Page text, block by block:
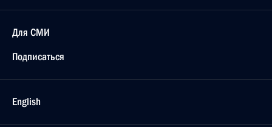
Для СМИ
Подписаться
English